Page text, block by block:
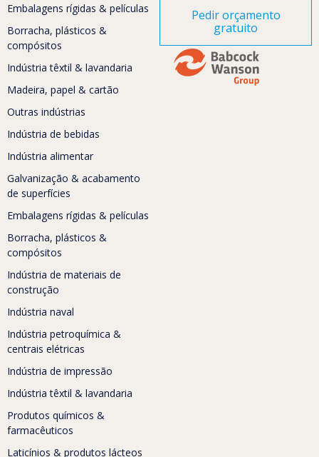
Embalagens rígidas & películas
Borracha, plásticos &
compósitos
Indústria têxtil & lavandaria
Madeira, papel & cartão
Outras indústrias
Indústria de bebidas
Indústria alimentar
Galvanização & acabamento
de superfícies
Embalagens rígidas & películas
Borracha, plásticos &
compósitos
Indústria de materiais de
construção
Indústria naval
Indústria petroquímica &
centrais elétricas
Indústria de impressão
Indústria têxtil & lavandaria
Produtos químicos &
farmacêuticos
Laticínios & produtos lácteos
Pedir orçamento
gratuito